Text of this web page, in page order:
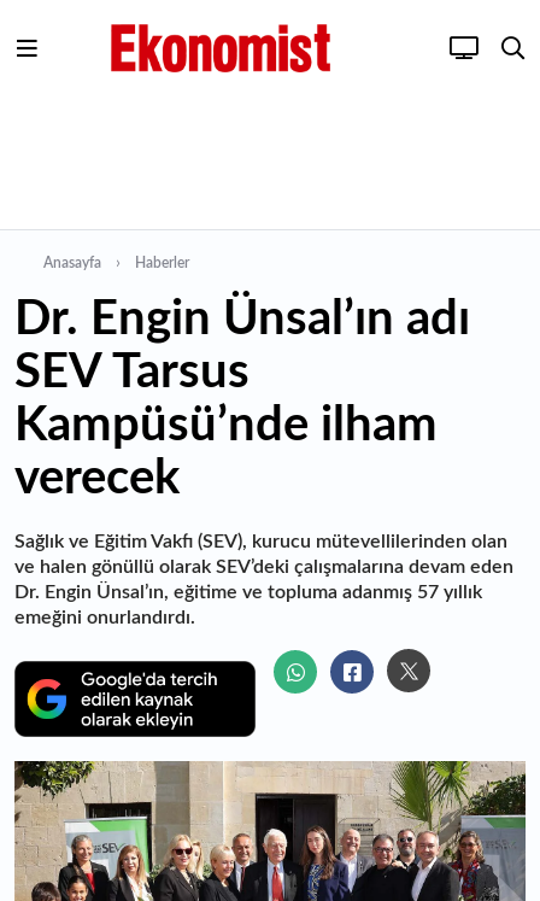
Anasayfa Haberler
Dr. Engin Ünsal’ın adı
SEV Tarsus
Kampüsü’nde ilham
verecek
Sağlık ve Eğitim Vakfı (SEV), kurucu mütevellilerinden olan
ve halen gönüllü olarak SEV’deki çalışmalarına devam eden
Dr. Engin Ünsal’ın, eğitime ve topluma adanmış 57 yıllık
emeğini onurlandırdı.